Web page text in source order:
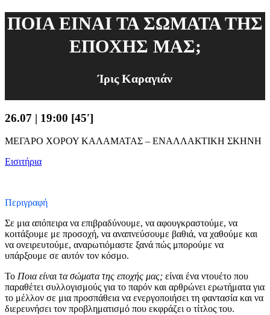
ΠΟΙΑ ΕΙΝΑΙ ΤΑ ΣΩΜΑΤΑ ΤΗΣ
ΕΠΟΧΗΣ ΜΑΣ;
Ίρις Καραγιάν
26.07 | 19:00 [45′]
ΜΕΓΑΡΟ ΧΟΡΟΥ ΚΑΛΑΜΑΤΑΣ – ΕΝΑΛΛΑΚΤΙΚΗ ΣΚΗΝΗ
Εισιτήρια
Περιγραφή
Σε μια απόπειρα να επιβραδύνουμε, να αφουγκραστούμε, να
κοιτάξουμε με προσοχή, να αναπνεύσουμε βαθιά, να χαθούμε και
να ονειρευτούμε, αναρωτιόμαστε ξανά πώς μπορούμε να
υπάρξουμε σε αυτόν τον κόσμο.
Το Ποια είναι τα σώματα της εποχής μας; είναι ένα ντουέτο που
παραθέτει συλλογισμούς για το παρόν και αρθρώνει ερωτήματα για
το μέλλον σε μια προσπάθεια να ενεργοποιήσει τη φαντασία και να
διερευνήσει τον προβληματισμό που εκφράζει ο τίτλος του.